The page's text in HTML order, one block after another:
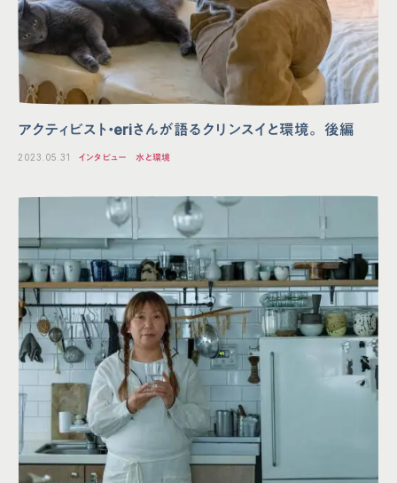
アクティビスト・eriさんが語るクリンスイと環境。 後編
2023.05.31 インタビュー 水と環境